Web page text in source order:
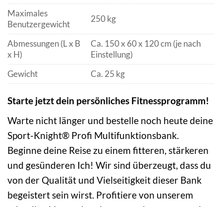
Maximales
Benutzergewicht
250 kg
Abmessungen (L x B
x H)
Ca. 150 x 60 x 120 cm (je nach
Einstellung)
Gewicht
Ca. 25 kg
Starte jetzt dein persönliches Fitnessprogramm!
Warte nicht länger und bestelle noch heute deine
Sport-Knight® Profi Multifunktionsbank.
Beginne deine Reise zu einem fitteren, stärkeren
und gesünderen Ich! Wir sind überzeugt, dass du
von der Qualität und Vielseitigkeit dieser Bank
begeistert sein wirst. Profitiere von unserem